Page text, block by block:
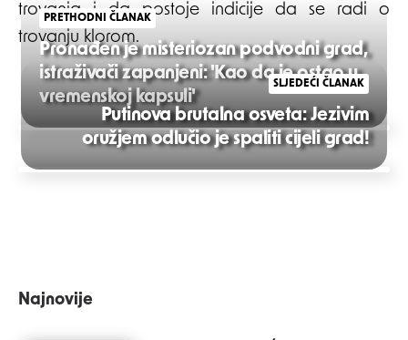
trovanja i da postoje indicije da se radi o
trovanju klorom.
Post
navigation
PRETHODNI ČLANAK
Pronađen je misteriozan podvodni grad,
istraživači zapanjeni: 'Kao da je ostao u
vremenskoj kapsuli'
SLJEDEĆI ČLANAK
Putinova brutalna osveta: Jezivim
oružjem odlučio je spaliti cijeli grad!
Najnovije